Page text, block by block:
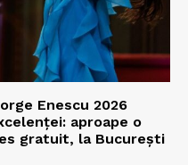
Enescu 2026
aproape o
gratuit, la București